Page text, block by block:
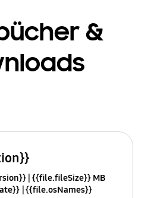
&
{{file.fileSize}} MB
{{file.osNames}}